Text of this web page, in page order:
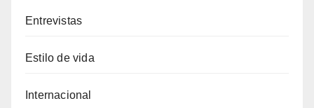
Entrevistas
Estilo de vida
Internacional